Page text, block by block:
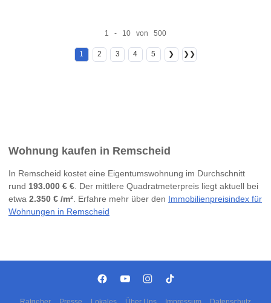
1 - 10 von 500
1 2 3 4 5 ❯ ❯❯
Wohnung kaufen in Remscheid
In Remscheid kostet eine Eigentumswohnung im Durchschnitt
rund 193.000 € €. Der mittlere Quadratmeterpreis liegt aktuell bei
etwa 2.350 € /m². Erfahre mehr über den Immobilienpreisindex für
Wohnungen in Remscheid